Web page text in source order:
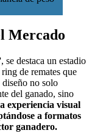
Mercado
, se destaca un estadio
de remates que
diseño no solo
del ganado, sino
experiencia visual
a formatos
ganadero.